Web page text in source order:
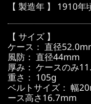
【 製造年 】 1910年
【 サイズ 】
ケース： 直径
風防： 直径44mm
厚み： ケースのみ
重さ： 105g
ベルトサイズ： 幅
ース高さ16.7mm